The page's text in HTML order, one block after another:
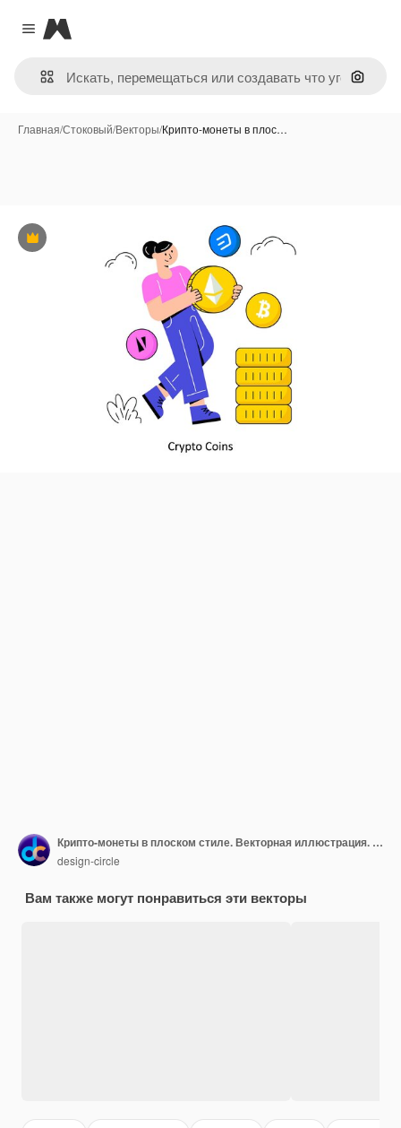
Close menu
Magnific
Поиск
Главная/Стоковый/Векторы/Крипто-монеты в плос…
Премиум
Крипто-монеты в плоском стиле. Векторная иллюстрация. Фондовая иллюстрация.
design-circle
Вам также могут понравиться эти векторы